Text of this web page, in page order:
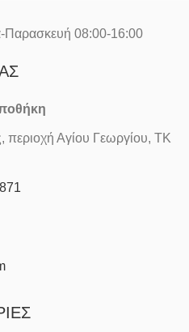
Παρασκευή 08:00-16:00
Αγίου Γεωργίου, ΤΚ